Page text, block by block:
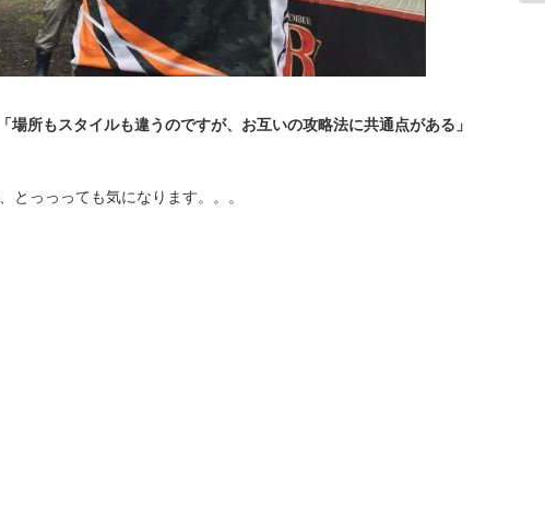
「場所もスタイルも違うのですが、お互いの攻略法に共通点がある」
、とっっっても気になります。。。